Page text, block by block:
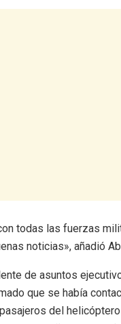
todas las fuerzas
noticias», añadió
de asuntos
que se había
del